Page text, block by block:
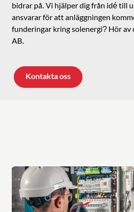
bidrar på. Vi hjälper dig från idé till
ansvarar för att anläggningen
funderingar kring solenergi? Hör av
AB.
Kontakta oss